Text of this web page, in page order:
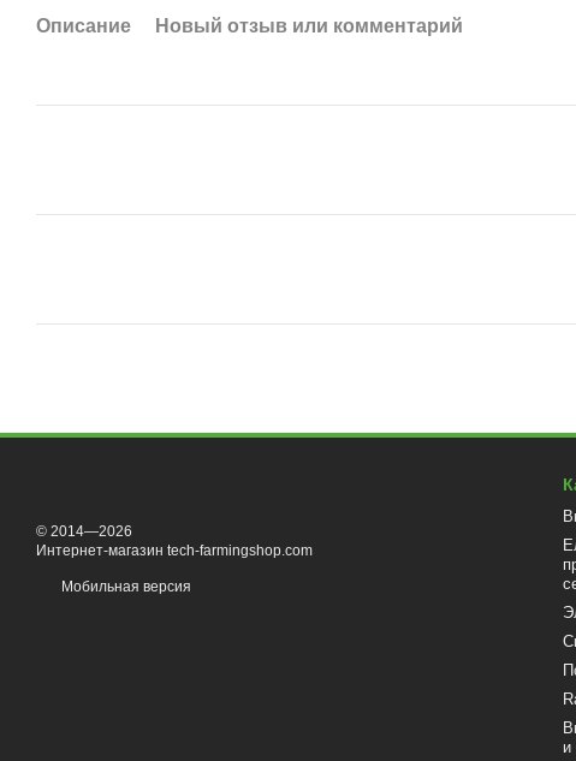
Описание Новый отзыв или комментарий
© 2014—2026
Интернет-магазин tech-farmingshop.com
Мобильная версия
и